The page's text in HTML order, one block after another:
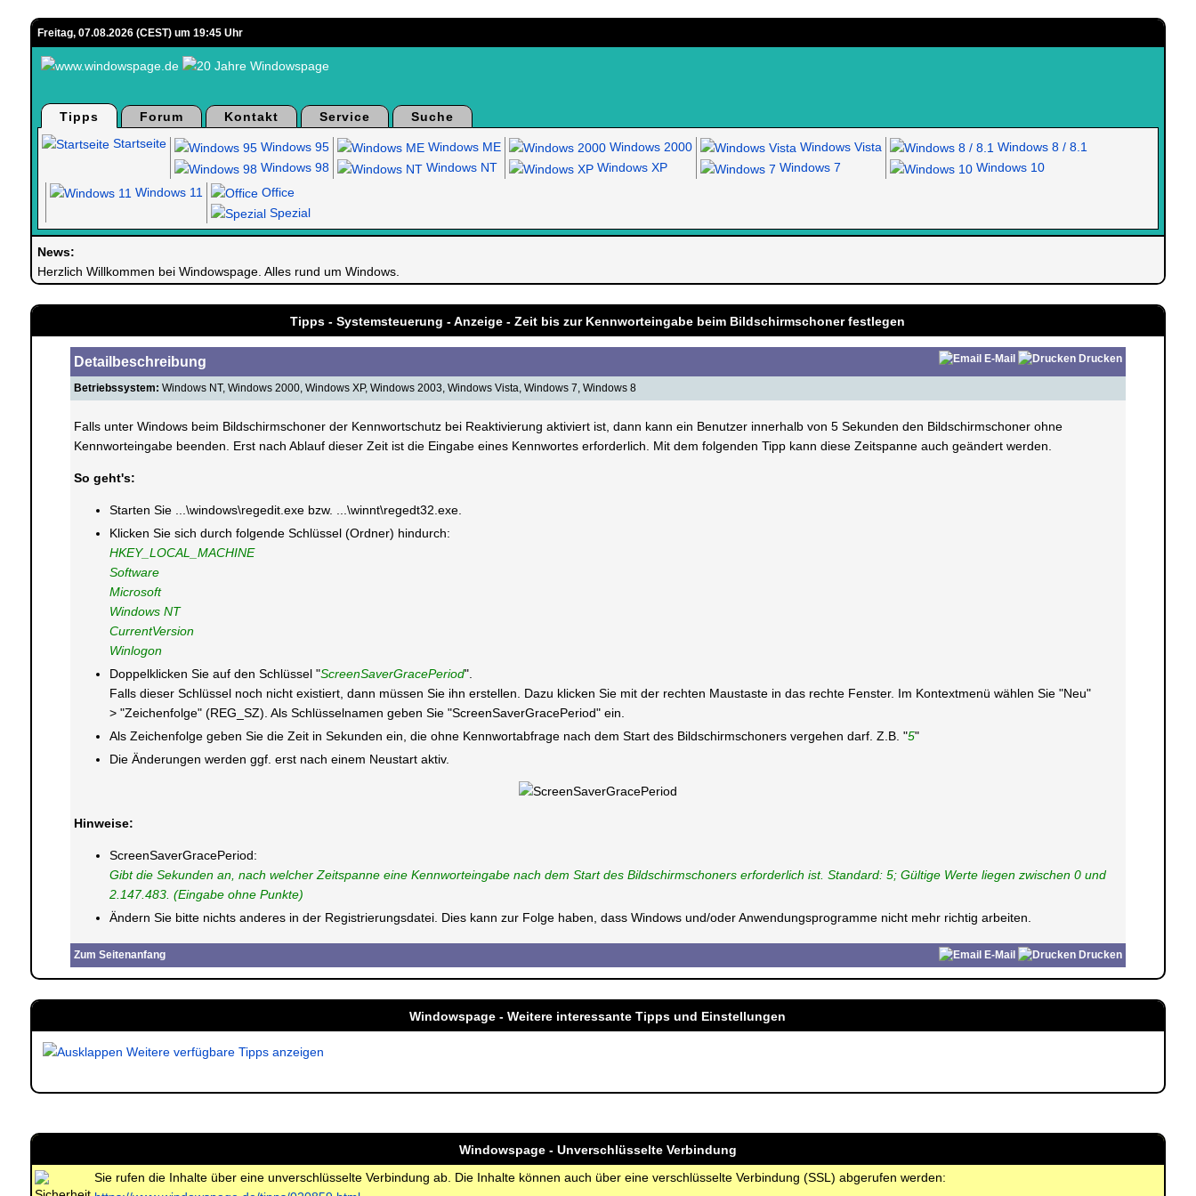
Freitag, 07.08.2026 (CEST) um 19:45 Uhr
Tipps Forum Kontakt Service
Suche
Startseite
Windows 95
Windows 98
Windows ME
Windows NT
Windows 2000
Windows XP
Windows Vista
Windows 7
Windows 8 / 8.1
Windows 10
Windows 11
Office
Spezial
News:
Herzlich Willkommen bei Windowspage. Alles rund um Windows.
Tipps - Systemsteuerung - Anzeige - Zeit bis zur Kennworteingabe beim Bildschirmschoner festlegen
Detailbeschreibung E-Mail Drucken
Betriebssystem: Windows NT, Windows 2000, Windows XP, Windows 2003, Windows Vista, Windows 7, Windows 8
Falls unter Windows beim Bildschirmschoner der Kennwortschutz bei Reaktivierung aktiviert ist, dann kann ein Benutzer innerhalb von 5 Sekunden den Bildschirmschoner ohne
Kennworteingabe beenden. Erst nach Ablauf dieser Zeit ist die Eingabe eines Kennwortes erforderlich. Mit dem folgenden Tipp kann diese Zeitspanne auch geändert werden.
So geht's:
Starten Sie ...\windows\regedit.exe bzw. ...\winnt\regedt32.exe.
Klicken Sie sich durch folgende Schlüssel (Ordner) hindurch:
HKEY_LOCAL_MACHINE
Software
Microsoft
Windows NT
CurrentVersion
Winlogon
Doppelklicken Sie auf den Schlüssel "ScreenSaverGracePeriod".
Falls dieser Schlüssel noch nicht existiert, dann müssen Sie ihn erstellen. Dazu klicken Sie mit der rechten Maustaste in das rechte Fenster. Im Kontextmenü wählen Sie "Neu"
> "Zeichenfolge" (REG_SZ). Als Schlüsselnamen geben Sie "ScreenSaverGracePeriod" ein.
Als Zeichenfolge geben Sie die Zeit in Sekunden ein, die ohne Kennwortabfrage nach dem Start des Bildschirmschoners vergehen darf. Z.B. "5"
Die Änderungen werden ggf. erst nach einem Neustart aktiv.
Hinweise:
ScreenSaverGracePeriod:
Gibt die Sekunden an, nach welcher Zeitspanne eine Kennworteingabe nach dem Start des Bildschirmschoners erforderlich ist. Standard: 5; Gültige Werte liegen zwischen 0 und
2.147.483. (Eingabe ohne Punkte)
Ändern Sie bitte nichts anderes in der Registrierungsdatei. Dies kann zur Folge haben, dass Windows und/oder Anwendungsprogramme nicht mehr richtig arbeiten.
Zum Seitenanfang E-Mail Drucken
Windowspage - Weitere interessante Tipps und Einstellungen
Weitere verfügbare Tipps anzeigen
Windowspage - Unverschlüsselte Verbindung
Sie rufen die Inhalte über eine unverschlüsselte Verbindung ab. Die Inhalte können auch über eine verschlüsselte Verbindung (SSL) abgerufen werden: